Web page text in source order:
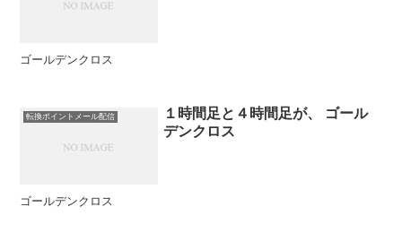
ゴールデンクロス
転換ポイントメール配信
１時間足と４時間足が、 ゴール
デンクロス
ゴールデンクロス